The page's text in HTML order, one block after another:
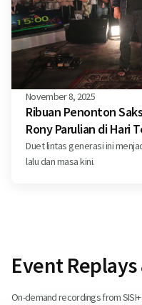
November 8, 2025
Ribuan Penonton
Rony Parulian di Hari
Duet lintas generasi ini
lalu dan masa kini.
Event
On-demand recordings from